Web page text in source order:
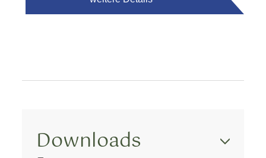
Downloads